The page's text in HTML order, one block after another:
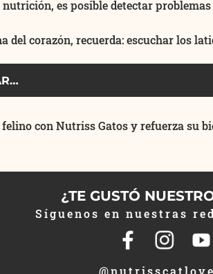
es posible detectar
del corazón, recuerda: escuchar los
con Nutriss Gatos y refuerza su
¿TE GUSTÓ
Síguenos en nuestras